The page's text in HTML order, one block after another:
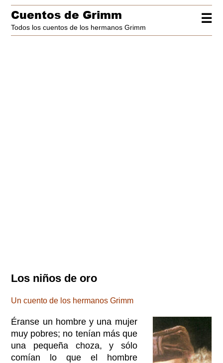
☰
Cuentos de Grimm
Todos los cuentos de los hermanos Grimm
Los niños de oro
Un cuento de los hermanos Grimm
Éranse un hombre y una mujer
muy pobres; no tenían más que
una pequeña choza, y sólo
comían lo que el hombre